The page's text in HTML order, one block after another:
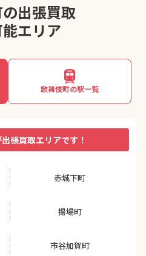
出張買取
エリア
歌舞伎町の駅一覧
張買取エリアです！
赤城下町
揚場町
市谷加賀町